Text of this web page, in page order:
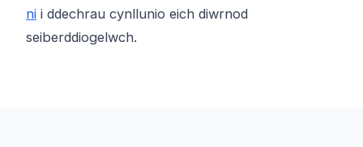
ni i ddechrau cynllunio eich diwrnod
seiberddiogelwch.